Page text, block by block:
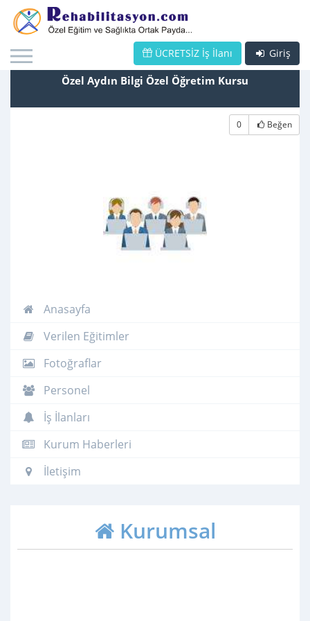
Giriş
ÜCRETSİZ İş İlanı
Özel Aydın Bilgi Özel Öğretim Kursu
0 Beğen
Anasayfa
Verilen Eğitimler
Fotoğraflar
Personel
İş İlanları
Kurum Haberleri
İletişim
Kurumsal